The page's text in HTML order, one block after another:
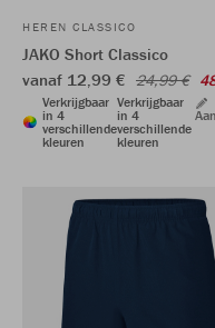
HEREN CLASSICO
JAKO Short Classico
vanaf 12,99 € 24,99 €
Verkrijgbaar
in 4
verschillende
kleuren
Verkrijgbaar
in 4
verschillende
kleuren